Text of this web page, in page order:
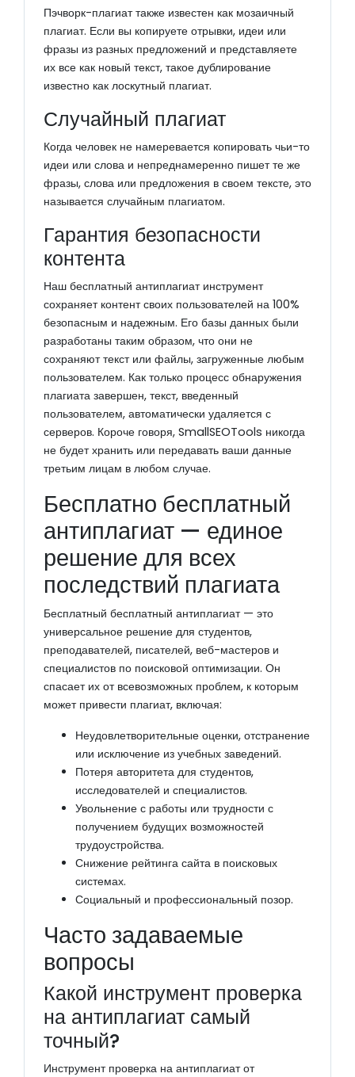
Пэчворк-плагиат также известен как мозаичный
плагиат. Если вы копируете отрывки, идеи или
фразы из разных предложений и представляете
их все как новый текст, такое дублирование
известно как лоскутный плагиат.
Случайный плагиат
Когда человек не намеревается копировать чьи-то
идеи или слова и непреднамеренно пишет те же
фразы, слова или предложения в своем тексте, это
называется случайным плагиатом.
Гарантия безопасности
контента
Наш бесплатный антиплагиат инструмент
сохраняет контент своих пользователей на 100%
безопасным и надежным. Его базы данных были
разработаны таким образом, что они не
сохраняют текст или файлы, загруженные любым
пользователем. Как только процесс обнаружения
плагиата завершен, текст, введенный
пользователем, автоматически удаляется с
серверов. Короче говоря, SmallSEOTools никогда
не будет хранить или передавать ваши данные
третьим лицам в любом случае.
Бесплатно бесплатный
антиплагиат — единое
решение для всех
последствий плагиата
Бесплатный бесплатный антиплагиат — это
универсальное решение для студентов,
преподавателей, писателей, веб-мастеров и
специалистов по поисковой оптимизации. Он
спасает их от всевозможных проблем, к которым
может привести плагиат, включая:
Неудовлетворительные оценки, отстранение
или исключение из учебных заведений.
Потеря авторитета для студентов,
исследователей и специалистов.
Увольнение с работы или трудности с
получением будущих возможностей
трудоустройства.
Снижение рейтинга сайта в поисковых
системах.
Социальный и профессиональный позор.
Часто задаваемые
вопросы
Какой инструмент проверка
на антиплагиат самый
точный?
Инструмент проверка на антиплагиат от